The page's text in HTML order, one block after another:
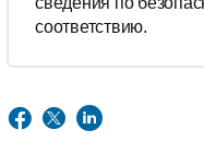
соответствию.